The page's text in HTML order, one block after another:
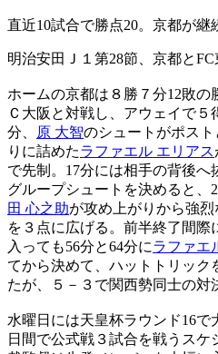
直近10試合で勝点20。京都が継
明治安田Ｊ１第28節、京都とFC
ホームの京都は８勝７分12敗の
Ｃ大阪と対戦し、アウェイで５
分、
原 大智のシュートがポス
りに詰めたラファエル エリアス
で先制。17分には相手の背後
グループシュートを決めると、
田 心之助が攻め上がりから強
を３点に広げる。前半終了間際
入っても56分と64分にラファエ
てから決めて、ハットトリック
たが、５－３で関西勢同士の対
水曜日には天皇杯ラウンド16で
日間で公式戦３試合を戦うス